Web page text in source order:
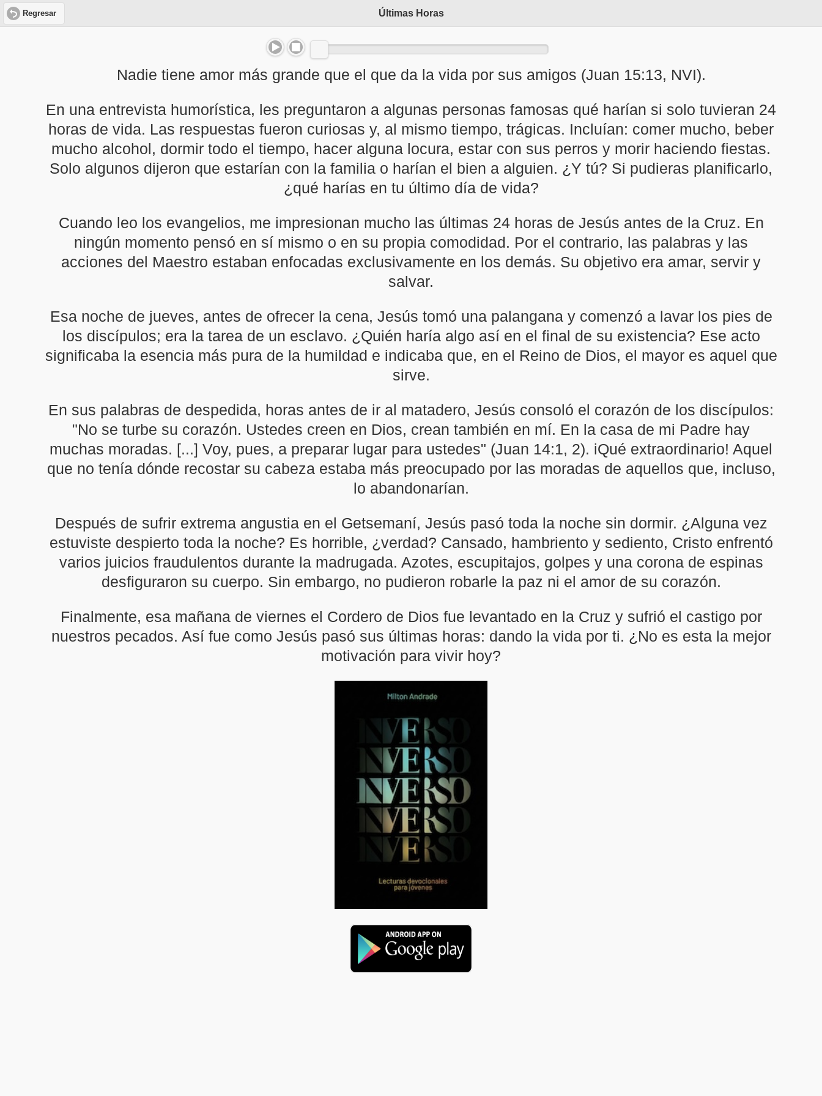
Regresar Últimas Horas
Nadie tiene amor más grande que el que da la vida por sus amigos (Juan 15:13, NVI).
En una entrevista humorística, les preguntaron a algunas personas famosas qué harían si solo tuvieran 24
horas de vida. Las respuestas fueron curiosas y, al mismo tiempo, trágicas. Incluían: comer mucho, beber
mucho alcohol, dormir todo el tiempo, hacer alguna locura, estar con sus perros y morir haciendo fiestas.
Solo algunos dijeron que estarían con la familia o harían el bien a alguien. ¿Y tú? Si pudieras planificarlo,
¿qué harías en tu último día de vida?
Cuando leo los evangelios, me impresionan mucho las últimas 24 horas de Jesús antes de la Cruz. En
ningún momento pensó en sí mismo o en su propia comodidad. Por el contrario, las palabras y las
acciones del Maestro estaban enfocadas exclusivamente en los demás. Su objetivo era amar, servir y
salvar.
Esa noche de jueves, antes de ofrecer la cena, Jesús tomó una palangana y comenzó a lavar los pies de
los discípulos; era la tarea de un esclavo. ¿Quién haría algo así en el final de su existencia? Ese acto
significaba la esencia más pura de la humildad e indicaba que, en el Reino de Dios, el mayor es aquel que
sirve.
En sus palabras de despedida, horas antes de ir al matadero, Jesús consoló el corazón de los discípulos:
"No se turbe su corazón. Ustedes creen en Dios, crean también en mí. En la casa de mi Padre hay
muchas moradas. [...] Voy, pues, a preparar lugar para ustedes" (Juan 14:1, 2). iQué extraordinario! Aquel
que no tenía dónde recostar su cabeza estaba más preocupado por las moradas de aquellos que, incluso,
lo abandonarían.
Después de sufrir extrema angustia en el Getsemaní, Jesús pasó toda la noche sin dormir. ¿Alguna vez
estuviste despierto toda la noche? Es horrible, ¿verdad? Cansado, hambriento y sediento, Cristo enfrentó
varios juicios fraudulentos durante la madrugada. Azotes, escupitajos, golpes y una corona de espinas
desfiguraron su cuerpo. Sin embargo, no pudieron robarle la paz ni el amor de su corazón.
Finalmente, esa mañana de viernes el Cordero de Dios fue levantado en la Cruz y sufrió el castigo por
nuestros pecados. Así fue como Jesús pasó sus últimas horas: dando la vida por ti. ¿No es esta la mejor
motivación para vivir hoy?